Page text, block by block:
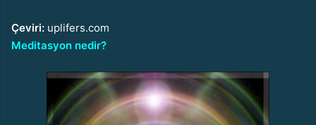
Çeviri: uplifers.com
Meditasyon nedir?